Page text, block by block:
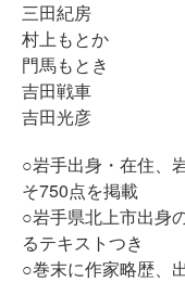
三田紀房
村上もとか
門馬もとき
吉田戦車
吉田光彦
○岩手出身・在住、
そ750点を掲載
○岩手県北上市出身
るテキストつき
○巻末に作家略歴、